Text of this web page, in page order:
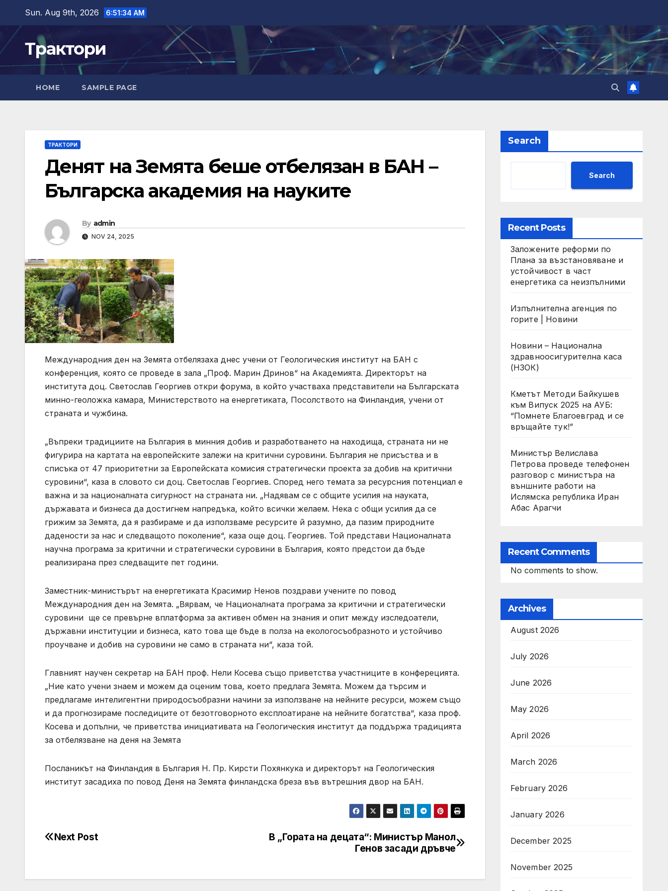
content
Sun. Aug 9th, 2026 6:51:35 AM
Трактори
HOME SAMPLE PAGE
ТРАКТОРИ
Денят на Земята беше отбелязан в БАН –
Българска академия на науките
By admin
NOV 24, 2025
Международния ден на Земята отбелязаха днес учени от Геологическия институт на БАН с
конференция, която се проведе в зала „Проф. Марин Дринов“ на Академията. Директорът на
института доц. Светослав Георгиев откри форума, в който участваха представители на Българската
минно-геоложка камара, Министерството на енергетиката, Посолството на Финландия, учени от
страната и чужбина.
„Въпреки традициите на България в минния добив и разработването на находища, страната ни не
фигурира на картата на европейските залежи на критични суровини. България не присъства и в
списъка от 47 приоритетни за Европейската комисия стратегически проекта за добив на критични
суровини“, каза в словото си доц. Светослав Георгиев. Според него темата за ресурсния потенциал е
важна и за националната сигурност на страната ни. „Надявам се с общите усилия на науката,
държавата и бизнеса да достигнем напредъка, който всички желаем. Нека с общи усилия да се
грижим за Земята, да я разбираме и да използваме ресурсите й разумно, да пазим природните
дадености за нас и следващото поколение“, каза още доц. Георгиев. Той представи Националната
научна програма за критични и стратегически суровини в България, която предстои да бъде
реализирана през следващите пет години.
Заместник-министърът на енергетиката Красимир Ненов поздрави учените по повод
Международния ден на Земята. „Вярвам, че Националната програма за критични и стратегически
суровини ще се превърне вплатформа за активен обмен на знания и опит между изследоатели,
държавни институции и бизнеса, като това ще бъде в полза на екологосъобразното и устойчиво
проучване и добив на суровини не само в страната ни“, каза той.
Главният научен секретар на БАН проф. Нели Косева също приветства участниците в конферецията.
„Ние като учени знаем и можем да оценим това, което предлага Земята. Можем да търсим и
предлагаме интелигентни природосъобразни начини за използване на нейните ресурси, можем също
и да прогнозираме последиците от безотговорното експлоатиране на нейните богатства“, каза проф.
Косева и допълни, че приветства инициативата на Геологическия институт да поддържа традицията
за отбелязване на деня на Земята
Посланикът на Финландия в България Н. Пр. Кирсти Похянкука и директорът на Геологическия
институт засадиха по повод Деня на Земята финландска бреза във вътрешния двор на БАН.
Post
В „Гората на децата“: Министър Манол
Генов засади дръвче
Next Post
Search
Search
Recent Posts
Заложените реформи по
Плана за възстановяване и
устойчивост в част
енергетика са неизпълними
Изпълнителна агенция по
горите | Новини
Новини – Национална
здравноосигурителна каса
(НЗОК)
Кметът Методи Байкушев
към Випуск 2025 на АУБ:
“Помнете Благоевград и се
връщайте тук!”
Министър Велислава
Петрова проведе телефонен
разговор с министъра на
външните работи на
Ислямска република Иран
Абас Арагчи
Recent Comments
No comments to show.
Archives
August 2026
July 2026
June 2026
May 2026
April 2026
March 2026
February 2026
January 2026
December 2025
November 2025